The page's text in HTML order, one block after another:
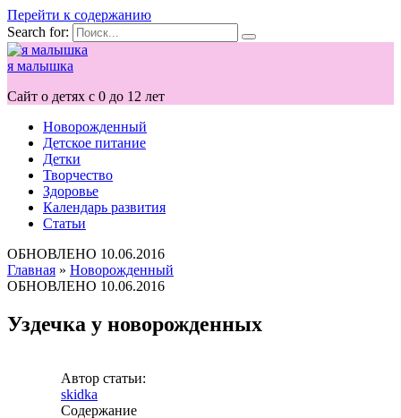
Перейти к содержанию
Search for:
я малышка
Сайт о детях с 0 до 12 лет
Новорожденный
Детское питание
Детки
Творчество
Здоровье
Календарь развития
Статьи
ОБНОВЛЕНО 10.06.2016
Главная » Новорожденный
ОБНОВЛЕНО 10.06.2016
Уздечка у новорожденных
Автор статьи:
skidka
Содержание